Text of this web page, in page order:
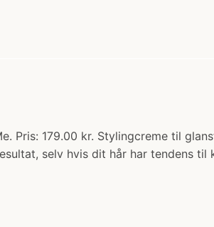
Pris: 179.00 kr. Stylingcreme til
selv hvis dit hår har tendens